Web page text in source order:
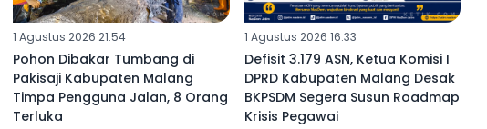
1 Agustus 2026 21:54
Pohon Dibakar Tumbang di
Pakisaji Kabupaten Malang
Timpa Pengguna Jalan, 8 Orang
Terluka
1 Agustus 2026 16:33
Defisit 3.179 ASN, Ketua Komisi I
DPRD Kabupaten Malang Desak
BKPSDM Segera Susun Roadmap
Krisis Pegawai ‎